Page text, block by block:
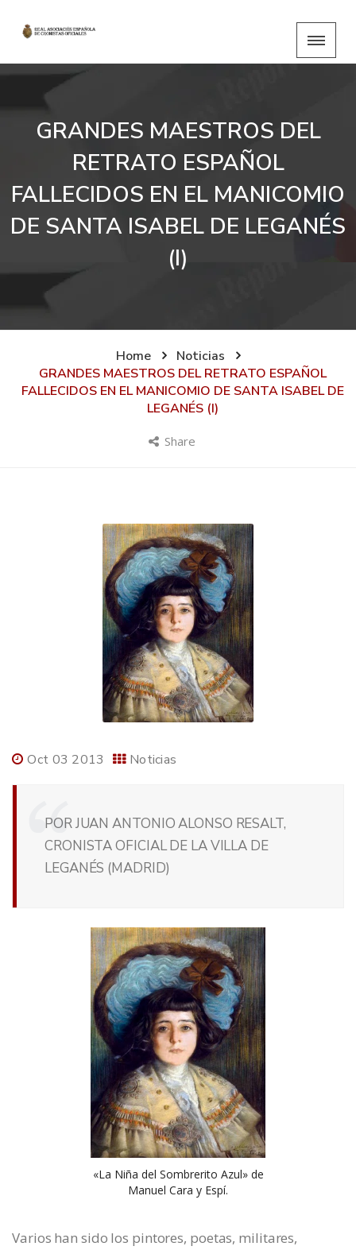
GRANDES MAESTROS DEL
RETRATO ESPAÑOL
FALLECIDOS EN EL MANICOMIO
DE SANTA ISABEL DE LEGANÉS
(I)
Home
Noticias
GRANDES MAESTROS DEL RETRATO ESPAÑOL
FALLECIDOS EN EL MANICOMIO DE SANTA ISABEL DE
LEGANÉS (I)
Share
Oct 03 2013 Noticias
POR JUAN ANTONIO ALONSO RESALT,
CRONISTA OFICIAL DE LA VILLA DE
LEGANÉS (MADRID)
«La Niña del Sombrerito Azul» de
Manuel Cara y Espí.
Varios han sido los pintores, poetas, militares,